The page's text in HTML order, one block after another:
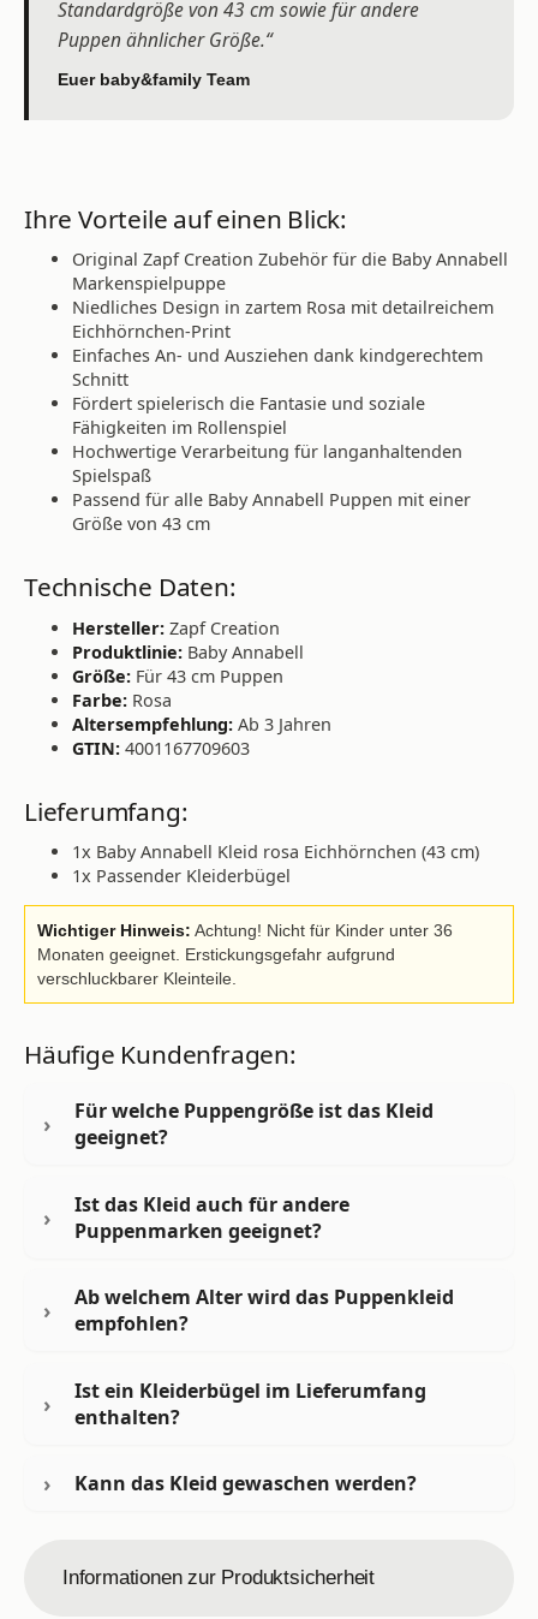
Standardgröße von 43 cm sowie für andere
Puppen ähnlicher Größe.“
Euer baby&family Team
Ihre Vorteile auf einen Blick:
Original Zapf Creation Zubehör für die Baby Annabell
Markenspielpuppe
Niedliches Design in zartem Rosa mit detailreichem
Eichhörnchen-Print
Einfaches An- und Ausziehen dank kindgerechtem
Schnitt
Fördert spielerisch die Fantasie und soziale
Fähigkeiten im Rollenspiel
Hochwertige Verarbeitung für langanhaltenden
Spielspaß
Passend für alle Baby Annabell Puppen mit einer
Größe von 43 cm
Technische Daten:
Hersteller: Zapf Creation
Produktlinie: Baby Annabell
Größe: Für 43 cm Puppen
Farbe: Rosa
Altersempfehlung: Ab 3 Jahren
GTIN: 4001167709603
Lieferumfang:
1x Baby Annabell Kleid rosa Eichhörnchen (43 cm)
1x Passender Kleiderbügel
Wichtiger Hinweis: Achtung! Nicht für Kinder unter 36
Monaten geeignet. Erstickungsgefahr aufgrund
verschluckbarer Kleinteile.
Häufige Kundenfragen:
Für welche Puppengröße ist das Kleid
geeignet?
Ist das Kleid auch für andere
Puppenmarken geeignet?
Ab welchem Alter wird das Puppenkleid
empfohlen?
Ist ein Kleiderbügel im Lieferumfang
enthalten?
Kann das Kleid gewaschen werden?
Informationen zur Produktsicherheit